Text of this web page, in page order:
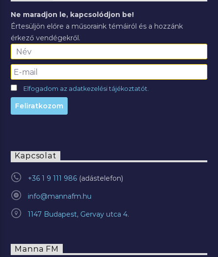
Ne maradjon le, kapcsolódjon be!
Értesüljön előre a műsoraink témáiról és a hozzánk
érkező vendégekről.
Elfogadom az adatkezelési tájékoztatót.
Kapcsolat
+36 1 9 111 986
info@mannafm.hu
1147 Budapest, Gervay utca 4.
Manna FM